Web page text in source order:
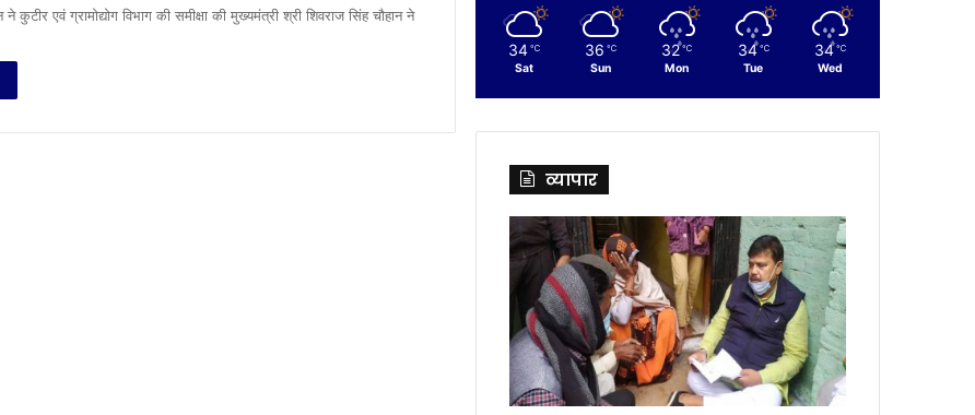
ने कुटीर एवं ग्रामोद्योग विभाग की समीक्षा की मुख्यमंत्री श्री शिवराज सिंह चौहान ने
34 ℃
Sat
36 ℃
Sun
32 ℃
Mon
34 ℃
Tue
34 ℃
Wed
व्यापार